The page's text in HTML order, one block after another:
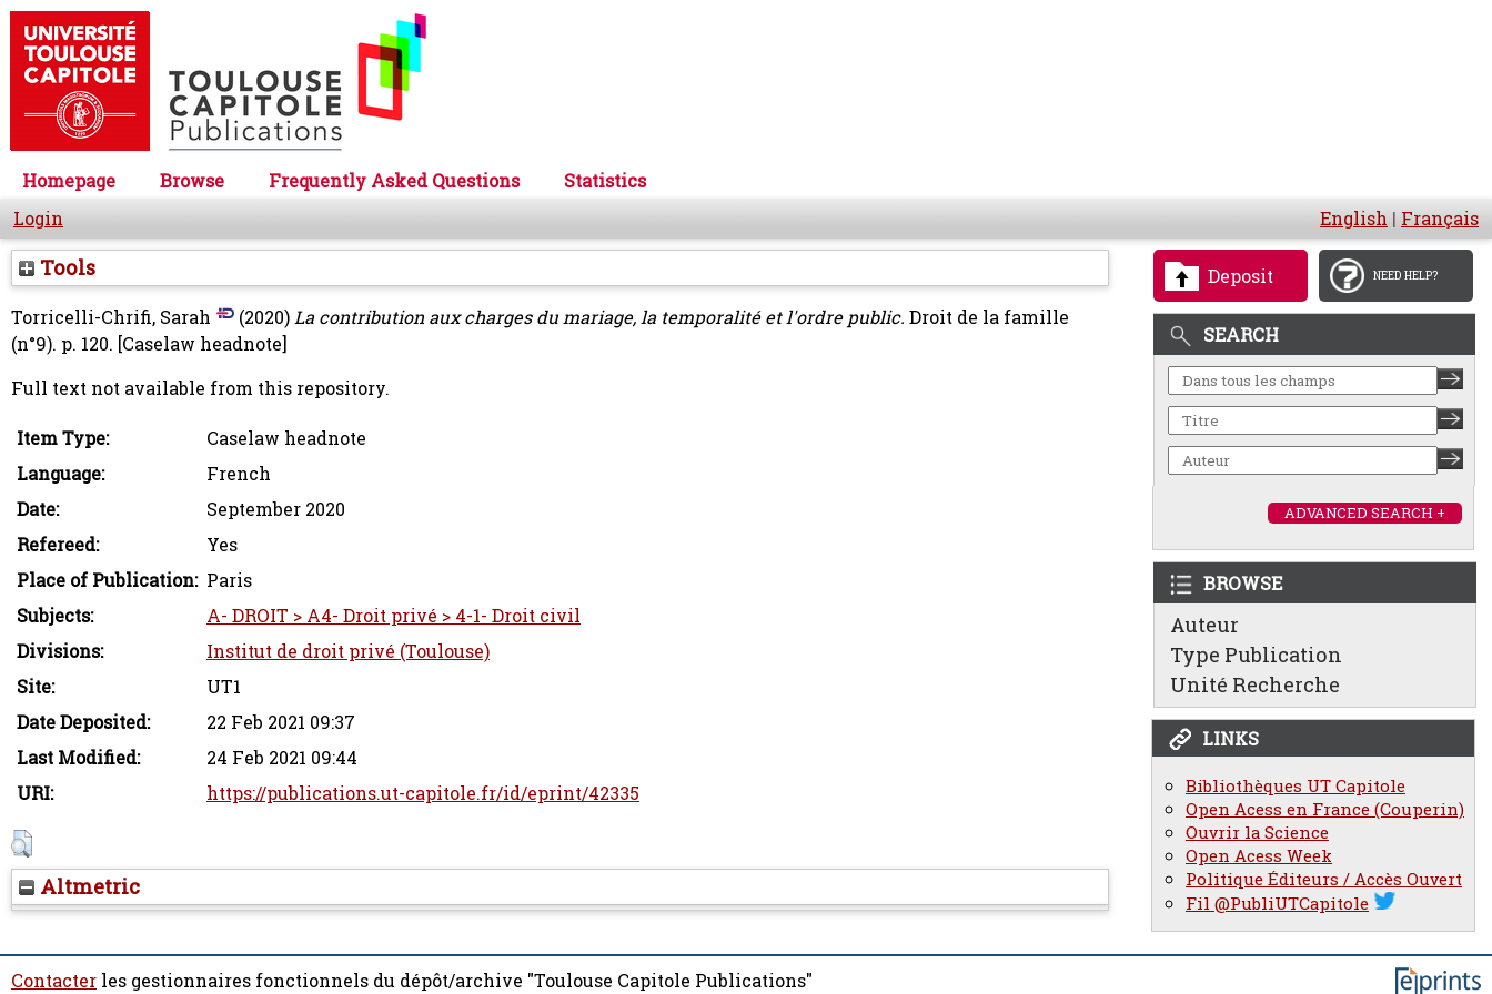
Homepage Browse Frequently Asked Questions
Statistics
Login
English | Français
Deposit NEED HELP?
SEARCH
ADVANCED SEARCH +
BROWSE
Auteur
Type Publication
Unité Recherche
LINKS
Bibliothèques UT Capitole
Open Acess en France (Couperin)
Ouvrir la Science
Open Acess Week
Politique Éditeurs / Accès Ouvert
Fil @PubliUTCapitole
Tools
Torricelli-Chrifi, Sarah (2020)La contribution aux charges du mariage, la temporalité et l'ordre public. Droit de la famille
(n°9). p. 120. [Caselaw headnote]
Full text not available from this repository.
Item Type:
Caselaw headnote
Language:
French
Date:
September 2020
Refereed:
Yes
Place of Publication: Paris
Subjects:
A- DROIT > A4- Droit privé > 4-1- Droit civil
Divisions:
Institut de droit privé (Toulouse)
Site:
UT1
Date Deposited:
22 Feb 2021 09:37
Last Modified:
24 Feb 2021 09:44
URI:
https://publications.ut-capitole.fr/id/eprint/42335
Altmetric
Contacter les gestionnaires fonctionnels du dépôt/archive "Toulouse Capitole Publications"